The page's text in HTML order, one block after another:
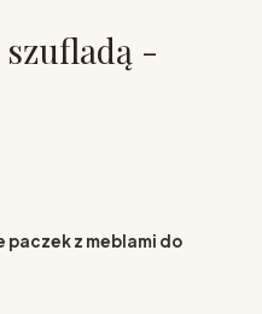
szufladą -
paczek z meblami do